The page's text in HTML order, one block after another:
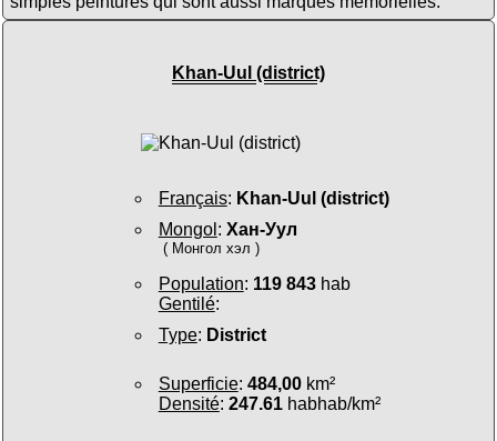
Khan-Uul (district)
Français: Khan-Uul (district)
Mongol : Хан-Уул
( Монгол хэл )
Population: 119 843hab
Gentilé:
Type: District
Superficie: 484,00km²
Densité: 247.61habhab/km²